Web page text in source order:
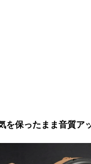
を保ったまま音質ア